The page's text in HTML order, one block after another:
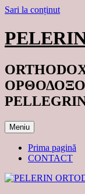
Sari la conținut
Meniu
Prima pagină
CONTACT